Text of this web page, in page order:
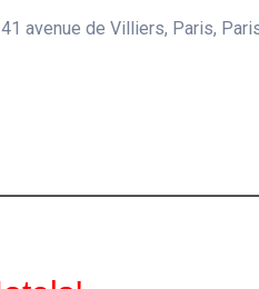
41 avenue de Villiers, Paris,